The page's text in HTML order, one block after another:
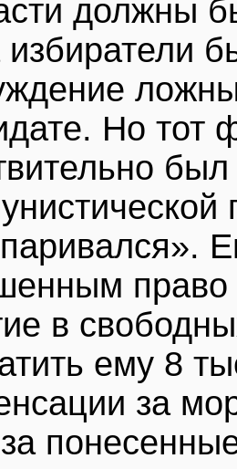
должны
избиратели
Но тот
право
в
ему 8
за